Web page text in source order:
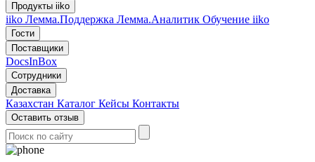
Продукты iiko
iiko Лемма.Поддержка Лемма.Аналитик Обучение iiko
Гости
Поставщики
DocsInBox
Сотрудники
Доставка
Казахстан Каталог Кейсы Контакты
Оставить отзыв